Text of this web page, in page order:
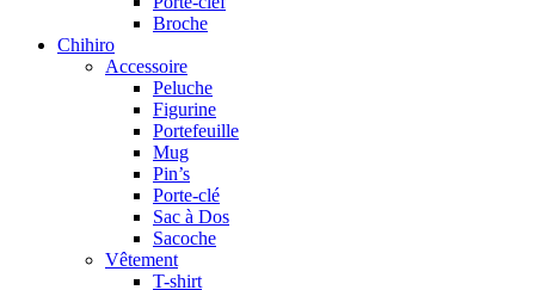
Broche
Chihiro
Accessoire
Peluche
Figurine
Portefeuille
Mug
Pin’s
Porte-clé
Sac à Dos
Sacoche
Vêtement
T-shirt